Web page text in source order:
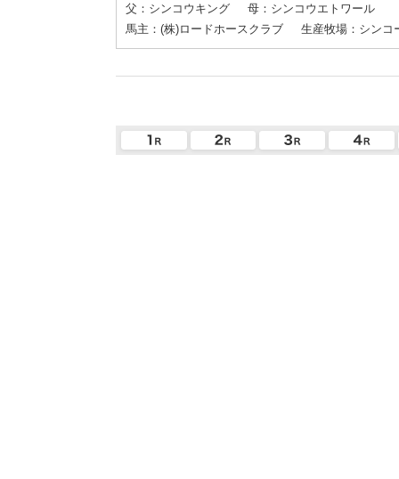
父：シンコウキング
母：シンコウエトワール
馬主：(株)ロードホースクラブ
生産牧場：シンコ